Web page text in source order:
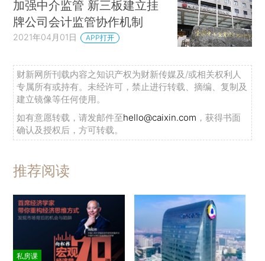
加强中介监管 新三板建立挂
牌公司会计监管协作机制
2021年04月01日 APP打开
财新网所刊载内容之知识产权为财新传媒及/或相关权利人
专属所有或持有。未经许可，禁止进行转载、摘编、复制及
建立镜像等任何使用。
如有意愿转载，请发邮件至hello@caixin.com ，获得书面
确认及授权后，方可转载。
推荐阅读
私房课